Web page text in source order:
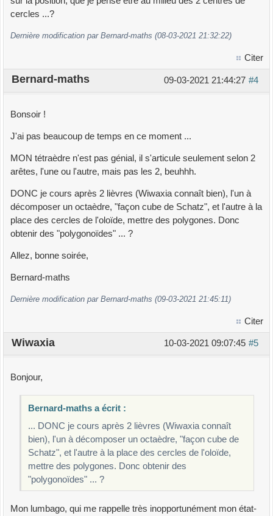
cercles ...?
Dernière modification par Bernard-maths (08-03-2021 21:32:22)
Citer
#4
09-03-2021 21:44:27
Bernard-maths
Bonsoir !
J'ai pas beaucoup de temps en ce moment ...
MON tétraèdre n'est pas génial, il s'articule seulement selon 2
arêtes, l'une ou l'autre, mais pas les 2, beuhhh.
DONC je cours après 2 lièvres (Wiwaxia connaît bien), l'un à
décomposer un octaèdre, "façon cube de Schatz", et l'autre à la
place des cercles de l'oloïde, mettre des polygones. Donc
obtenir des "polygonoïdes" ... ?
Allez, bonne soirée,
Bernard-maths
Dernière modification par Bernard-maths (09-03-2021 21:45:11)
Citer
#5
10-03-2021 09:07:45
Wiwaxia
Bonjour,
Bernard-maths a écrit :
... DONC je cours après 2 lièvres (Wiwaxia connaît
bien), l'un à décomposer un octaèdre, "façon cube de
Schatz", et l'autre à la place des cercles de l'oloïde,
mettre des polygones. Donc obtenir des
"polygonoïdes" ... ?
Mon lumbago, qui me rappelle très inopportunément mon état-